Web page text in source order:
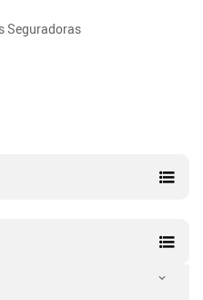
Seguradoras